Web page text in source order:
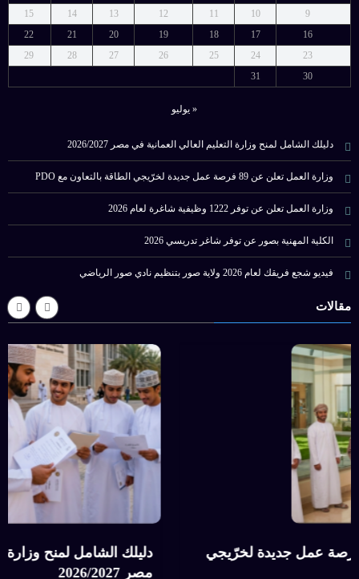
9
10
11
12
13
14
15
16
17
18
19
20
21
22
23
24
25
26
27
28
29
30
31
« يوليو
دليلك الشامل لمنح وزارة التعليم العالي العمانية في مصر 2026/2027
وزارة العمل تعلن عن 89 فرصة عمل جديدة لخرّيجي الطاقة بالتعاون مع PDO
وزارة العمل تعلن عن توفر 1222 وظيفية شاغرة لعام 2026
الكلية المهنية بصور عن توفر شاغر تدريسي 2026
فيديو شجع فريقك لعام 2026 ولاية صور بتنظيم نادي صور الرياضي
مقالات
وزارة العمل تعلن عن 89 فرصة عمل جديدة لخرّيجي